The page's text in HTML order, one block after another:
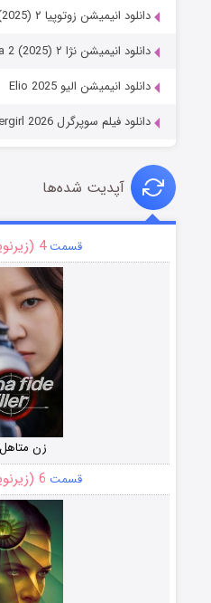
دانلود انیمیشن زوتوپیا ۲ Zootopia 2 (2025)
دانلود انیمیشن نژا ۲ Ne Zha 2 (2025)
دانلود انیمیشن الیو Elio 2025
دانلود فیلم سوپرگرل Supergirl 2026
آپدیت شده‌ها
قسمت4 (زیرنویس)
زن
قسمت 6 (زیرنویس)